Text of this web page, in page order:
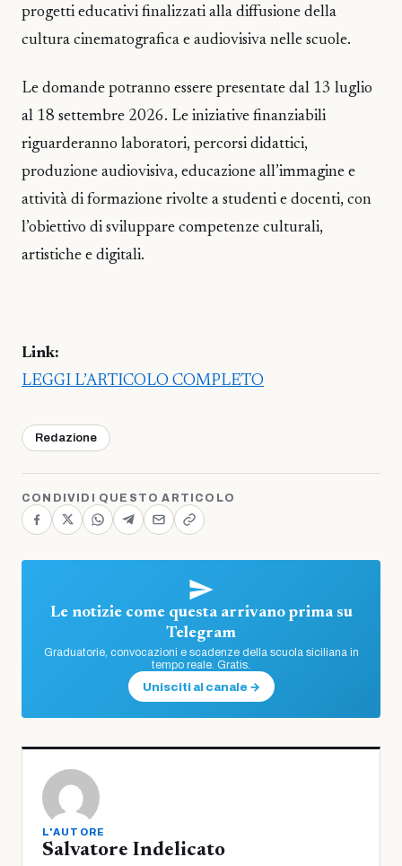
progetti educativi finalizzati alla diffusione della
cultura cinematografica e audiovisiva nelle scuole.
Le domande potranno essere presentate dal 13 luglio
al 18 settembre 2026. Le iniziative finanziabili
riguarderanno laboratori, percorsi didattici,
produzione audiovisiva, educazione all’immagine e
attività di formazione rivolte a studenti e docenti, con
l’obiettivo di sviluppare competenze culturali,
artistiche e digitali.
Link:
LEGGI L’ARTICOLO COMPLETO
Redazione
CONDIVIDI QUESTO ARTICOLO
Le notizie come questa arrivano prima su
Telegram
Graduatorie, convocazioni e scadenze della scuola siciliana in
tempo reale. Gratis.
Unisciti al canale →
L'AUTORE
Salvatore Indelicato